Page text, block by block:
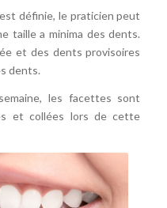
définie, le praticien peut
taille a minima des dents.
et des dents provisoires
dents.
les facettes sont
et collées lors de cette